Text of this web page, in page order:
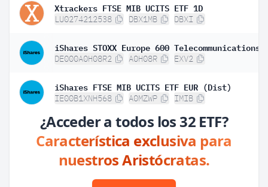
Xtrackers FTSE MIB UCITS ETF 1D
LU0274212538 DBX1MB DBXI
DE000A0H08R2 A0H08R EXV2
iShares FTSE MIB UCITS ETF EUR (Dist)
IE00B1XNH568 A0MZWP IMIB
¿Acceder a todos los 32 ETF?
Característica exclusiva para
nuestros Aristócratas.